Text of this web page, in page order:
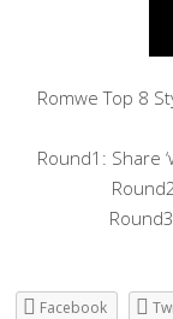
Romwe Top 8
Round1: Share
Facebook